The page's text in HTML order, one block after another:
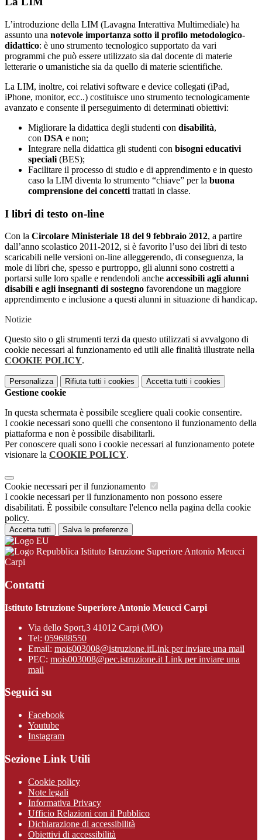
L’introduzione della LIM (Lavagna Interattiva Multimediale) ha
assunto una notevole importanza sotto il profilo metodologico-
didattico: è uno strumento tecnologico supportato da vari
programmi che può essere utilizzato sia dal docente di materie
letterarie o umanistiche sia da quello di materie scientifiche.
La LIM, inoltre, coi relativi software e device collegati (iPad,
iPhone, monitor, ecc..) costituisce uno strumento tecnologicamente
avanzato e consente il perseguimento di determinati obiettivi:
Migliorare la didattica degli studenti con disabilità,
con DSA e non;
Integrare nella didattica gli studenti con bisogni educativi
speciali (BES);
Facilitare il processo di studio e di apprendimento e in questo
caso la LIM diventa lo strumento “chiave” per la buona
comprensione dei concetti trattati in classe.
I libri di testo on-line
Con la Circolare Ministeriale 18 del 9 febbraio 2012, a partire
dall’anno scolastico 2011-2012, si è favorito l’uso dei libri di testo
scaricabili nelle versioni on-line alleggerendo, di conseguenza, la
mole di libri che, spesso e purtroppo, gli alunni sono costretti a
portarsi sulle loro spalle e rendendoli anche accessibili agli alunni
disabili e agli insegnanti di sostegno favorendone un maggiore
apprendimento e inclusione a questi alunni in situazione di handicap.
Notizie
Questo sito o gli strumenti terzi da questo utilizzati si avvalgono di
cookie necessari al funzionamento ed utili alle finalità illustrate nella
COOKIE POLICY.
Personalizza Rifiuta tutti i cookies Accetta tutti i cookies
Gestione cookie
In questa schermata è possibile scegliere quali cookie consentire.
I cookie necessari sono quelli che consentono il funzionamento della
piattaforma e non è possibile disabilitarli.
Per conoscere quali sono i cookie necessari al funzionamento potete
visionare la COOKIE POLICY.
Cookie necessari per il funzionamento
I cookie necessari per il funzionamento non possono essere
disabilitati. È possibile consultare l'elenco nella pagina della cookie
policy.
Accetta tutti Salva le preferenze
Istituto Istruzione Superiore Antonio Meucci
Carpi
Contatti
Istituto Istruzione Superiore Antonio Meucci Carpi
Via dello Sport,3 41012 Carpi (MO)
Tel: 059688550
Email: mois003008@istruzione.itLink per inviare una mail
PEC: mois003008@pec.istruzione.it Link per inviare una
mail
Seguici su
Facebook
Youtube
Instagram
Sezione Link Utili
Cookie policy
Note legali
Informativa Privacy
Ufficio Relazioni con il Pubblico
Dichiarazione di accessibilità
Obiettivi di accessibilità